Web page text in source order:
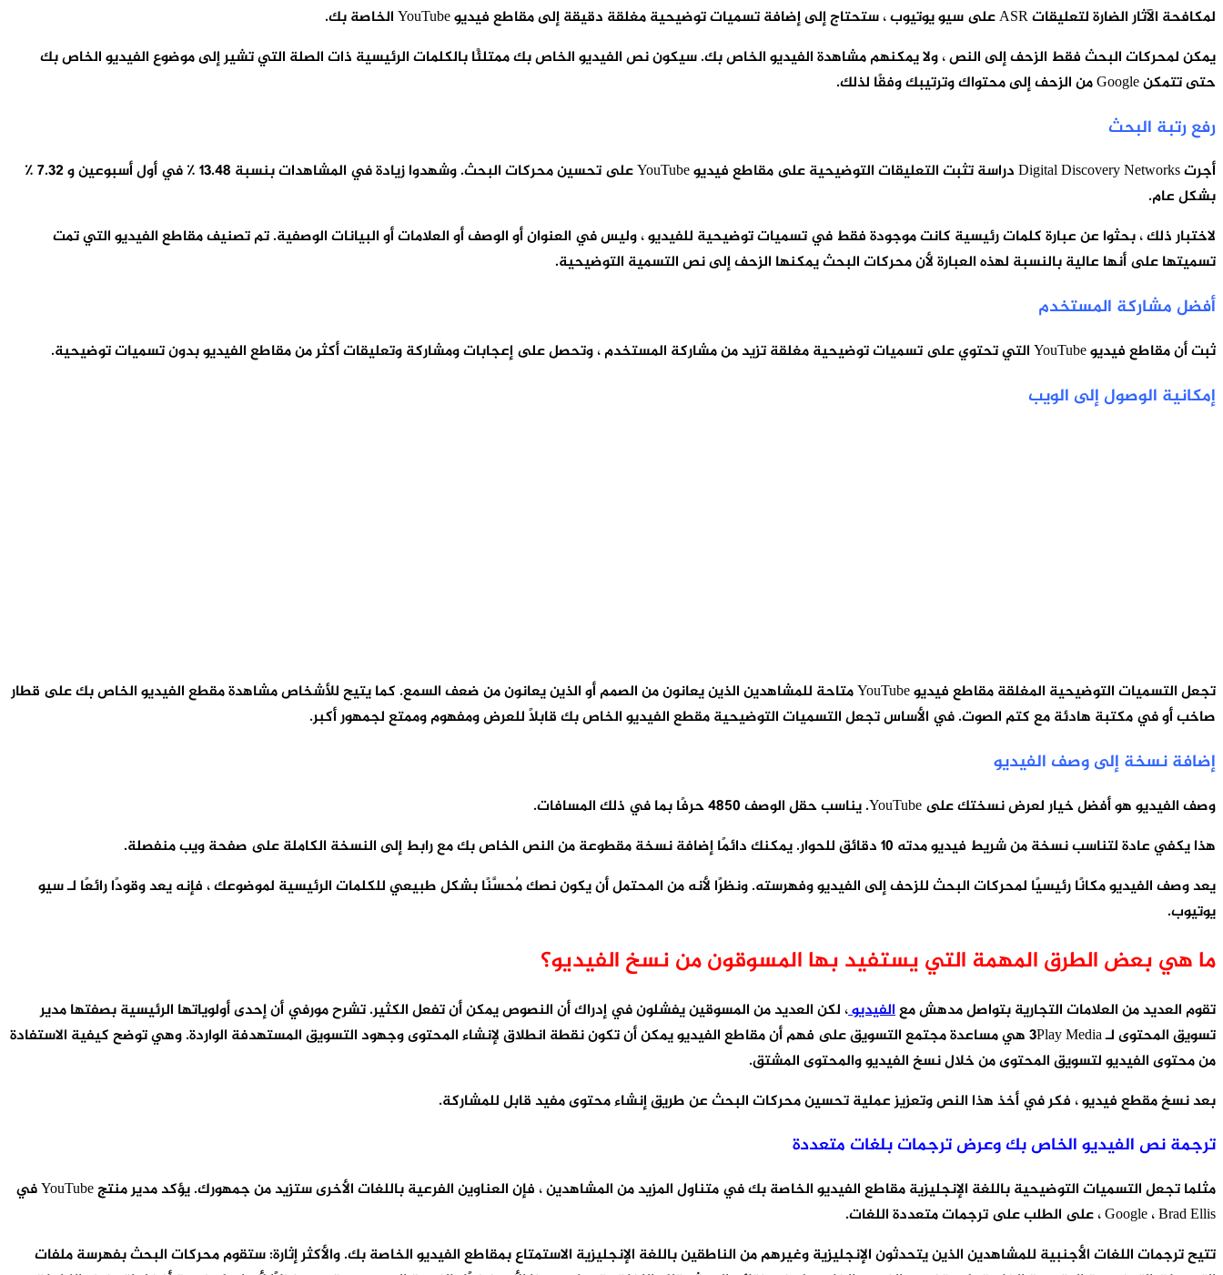
لمكافحة الآثار الضارة لتعليقات ASR على سيو يوتيوب ، ستحتاج إلى إضافة تسميات توضيحية مغلقة دقيقة إلى مقاطع فيديو YouTube الخاصة بك.
يمكن لمحركات البحث فقط الزحف إلى النص ، ولا يمكنهم مشاهدة الفيديو الخاص بك. سيكون نص الفيديو الخاص بك ممتلئًا بالكلمات الرئيسية ذات الصلة التي تشير إلى موضوع الفيديو الخاص بك
حتى تتمكن Google من الزحف إلى محتواك وترتيبك وفقًا لذلك.
رفع رتبة البحث
أجرت Digital Discovery Networks دراسة تثبت التعليقات التوضيحية على مقاطع فيديو YouTube على تحسين محركات البحث. وشهدوا زيادة في المشاهدات بنسبة 13.48 ٪ في أول أسبوعين و 7.32 ٪
بشكل عام.
لاختبار ذلك ، بحثوا عن عبارة كلمات رئيسية كانت موجودة فقط في تسميات توضيحية للفيديو ، وليس في العنوان أو الوصف أو العلامات أو البيانات الوصفية. تم تصنيف مقاطع الفيديو التي تمت
تسميتها على أنها عالية بالنسبة لهذه العبارة لأن محركات البحث يمكنها الزحف إلى نص التسمية التوضيحية.
أفضل مشاركة المستخدم
ثبت أن مقاطع فيديو YouTube التي تحتوي على تسميات توضيحية مغلقة تزيد من مشاركة المستخدم ، وتحصل على إعجابات ومشاركة وتعليقات أكثر من مقاطع الفيديو بدون تسميات توضيحية.
إمكانية الوصول إلى الويب
تجعل التسميات التوضيحية المغلقة مقاطع فيديو YouTube متاحة للمشاهدين الذين يعانون من الصمم أو الذين يعانون من ضعف السمع. كما يتيح للأشخاص مشاهدة مقطع الفيديو الخاص بك على قطار
صاخب أو في مكتبة هادئة مع كتم الصوت. في الأساس تجعل التسميات التوضيحية مقطع الفيديو الخاص بك قابلاً للعرض ومفهوم وممتع لجمهور أكبر.
إضافة نسخة إلى وصف الفيديو
وصف الفيديو هو أفضل خيار لعرض نسختك على YouTube. يناسب حقل الوصف 4850 حرفًا بما في ذلك المسافات.
هذا يكفي عادة لتناسب نسخة من شريط فيديو مدته 10 دقائق للحوار. يمكنك دائمًا إضافة نسخة مقطوعة من النص الخاص بك مع رابط إلى النسخة الكاملة على صفحة ويب منفصلة.
يعد وصف الفيديو مكانًا رئيسيًا لمحركات البحث للزحف إلى الفيديو وفهرسته. ونظرًا لأنه من المحتمل أن يكون نصك مُحسَّنًا بشكل طبيعي للكلمات الرئيسية لموضوعك ، فإنه يعد وقودًا رائعًا لـ سيو
يوتيوب.
ما هي بعض الطرق المهمة التي يستفيد بها المسوقون من نسخ الفيديو؟
تقوم العديد من العلامات التجارية بتواصل مدهش معالفيديو، لكن العديد من المسوقين يفشلون في إدراك أن النصوص يمكن أن تفعل الكثير. تشرح مورفي أن إحدى أولوياتها الرئيسية بصفتها مدير
تسويق المحتوى لـ 3Play Media هي مساعدة مجتمع التسويق على فهم أن مقاطع الفيديو يمكن أن تكون نقطة انطلاق لإنشاء المحتوى وجهود التسويق المستهدفة الواردة. وهي توضح كيفية الاستفادة
من محتوى الفيديو لتسويق المحتوى من خلال نسخ الفيديو والمحتوى المشتق.
بعد نسخ مقطع فيديو ، فكر في أخذ هذا النص وتعزيز عملية تحسين محركات البحث عن طريق إنشاء محتوى مفيد قابل للمشاركة.
ترجمة نص الفيديو الخاص بك وعرض ترجمات بلغات متعددة
مثلما تجعل التسميات التوضيحية باللغة الإنجليزية مقاطع الفيديو الخاصة بك في متناول المزيد من المشاهدين ، فإن العناوين الفرعية باللغات الأخرى ستزيد من جمهورك. يؤكد مدير منتج YouTube في
Google ، Brad Ellis ، على الطلب على ترجمات متعددة اللغات.
تتيح ترجمات اللغات الأجنبية للمشاهدين الذين يتحدثون الإنجليزية وغيرهم من الناطقين باللغة الإنجليزية الاستمتاع بمقاطع الفيديو الخاصة بك. والأكثر إثارة: ستقوم محركات البحث بفهرسة ملفات